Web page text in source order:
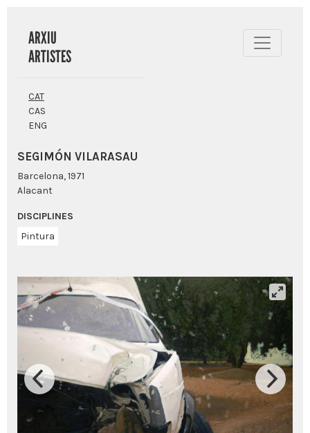
ARXIU
ARTISTES
CAT
CAS
ENG
SEGIMÓN VILARASAU
Barcelona, 1971
Alacant
DISCIPLINES
Pintura